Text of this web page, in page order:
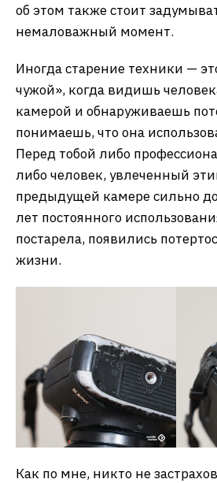
об этом также стоит
немаловажный момент.
Иногда старение техники —
чужой», когда видишь
камерой и обнаруживаешь
понимаешь, что она
Перед тобой либо
либо человек, увлеченный
предыдущей камере сильно
лет постоянного
постарела, появились
жизни.
Как по мне, никто не